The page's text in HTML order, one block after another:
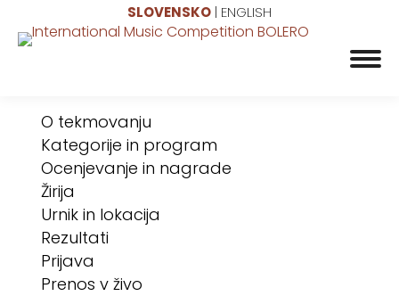
SLOVENSKO | ENGLISH
O tekmovanju
Kategorije in program
Ocenjevanje in nagrade
Žirija
Urnik in lokacija
Rezultati
Prijava
Prenos v živo